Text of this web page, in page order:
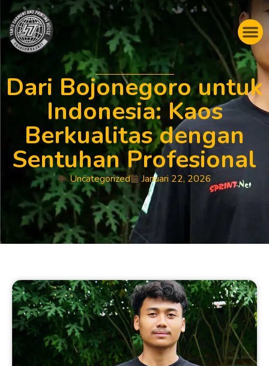
Dari Bojonegoro untuk
Indonesia: Kaos
Berkualitas dengan
Sentuhan Profesional
Uncategorized Januari 22, 2026